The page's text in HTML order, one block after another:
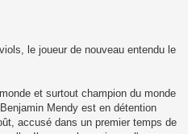
le joueur de nouveau entendu le
et surtout champion du monde
Mendy est en détention
accusé dans un premier temps de